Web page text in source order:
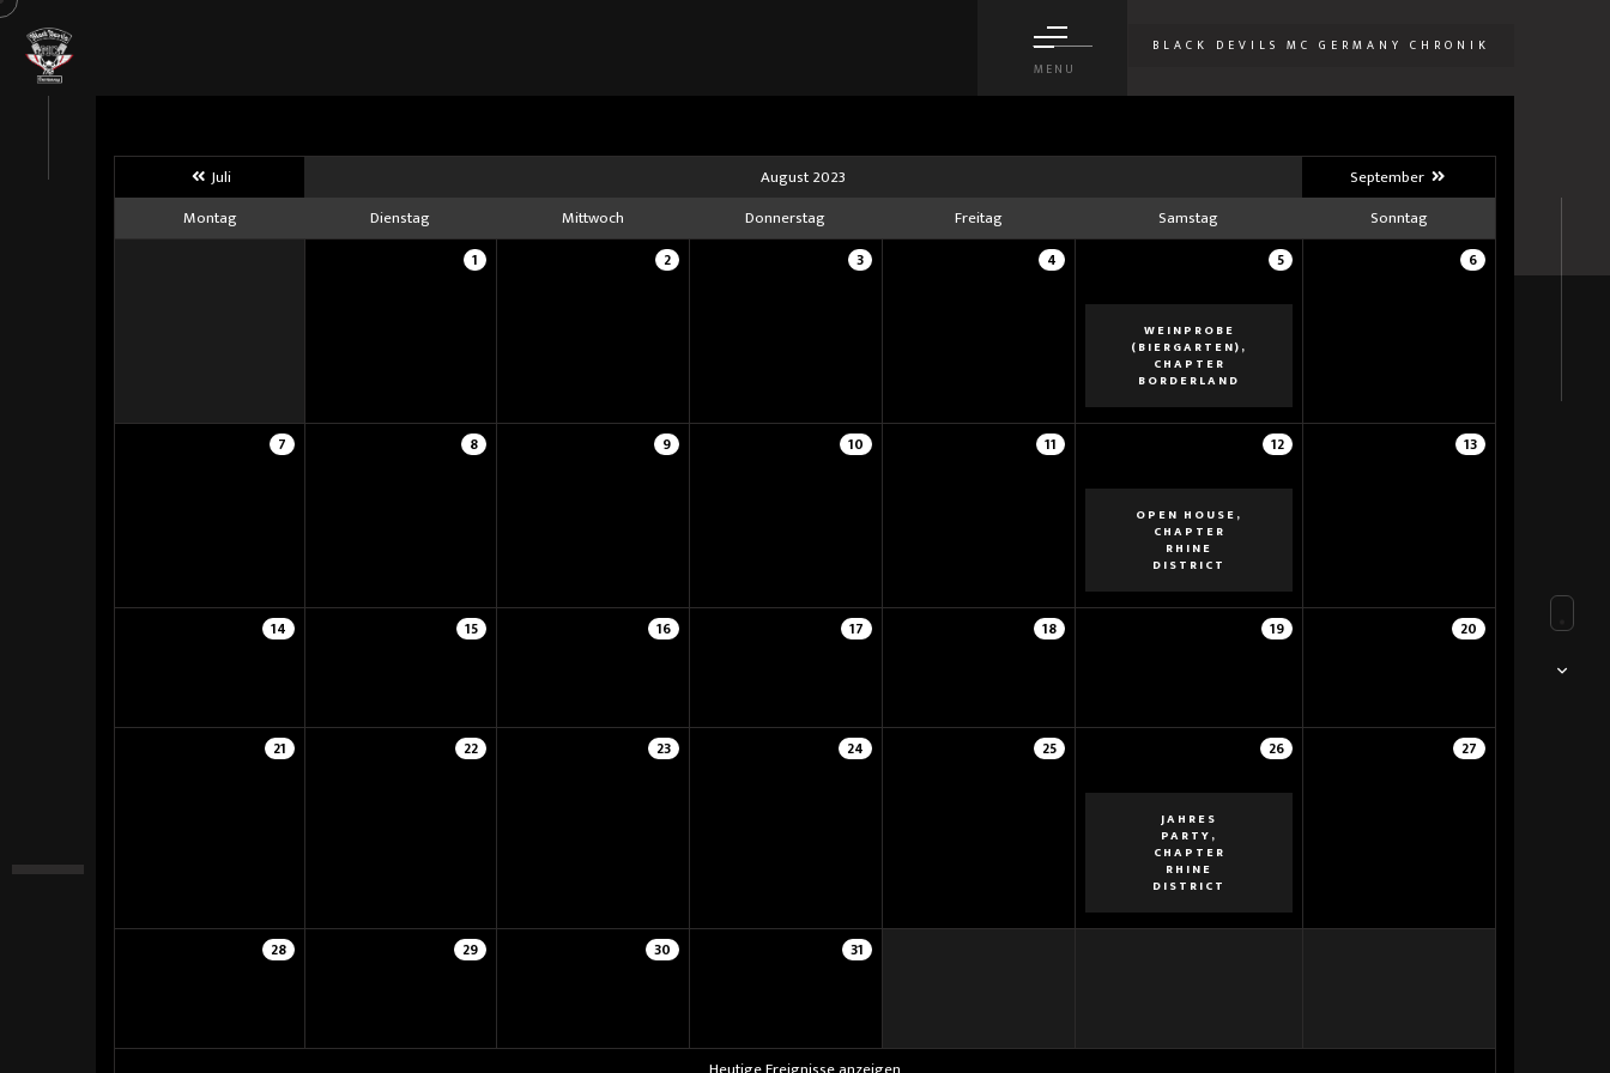
MENU
BLACK DEVILS MC GERMANY CHRONIK
Juli August 2023
September
Montag
Dienstag Mittwoch Donnerstag Freitag Samstag Sonntag
1 2 3 4 5
WEINPROBE
(BIERGARTEN),
CHAPTER
BORDERLAND
6
7 8 9 10 11 12
OPEN HOUSE,
CHAPTER
RHINE
DISTRICT
13
14 15 16 17 18 19 20
21 22 23 24 25 26
JAHRES
PARTY,
CHAPTER
RHINE
DISTRICT
27
28 29 30 31